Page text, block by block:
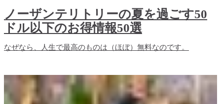
ノーザンテリトリーの夏を過ごす50
ドル以下のお得情報50選
なぜなら、人生で最高のものは（ほぼ）無料なのです。